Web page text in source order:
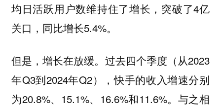
均日活跃用户数维持住了增长，突破了4亿
关口，同比增长5.4%。
但是，增长在放缓。过去四个季度（从2023
年Q3到2024年Q2），快手的收入增速分别
为20.8%、15.1%、16.6%和11.6%。与之相